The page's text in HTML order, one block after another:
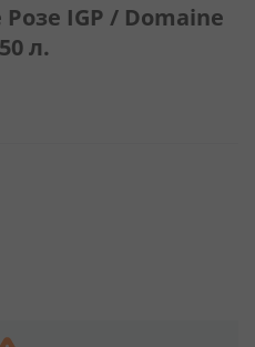
IGP / Domaine
л.